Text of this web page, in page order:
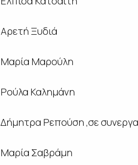
Αρετή Ξυδιά
Μαρία Μαρούλη
Ρούλα Καλημάνη
Δήμητρα Ρεπούση ,σε
Μαρία Σαβράμη